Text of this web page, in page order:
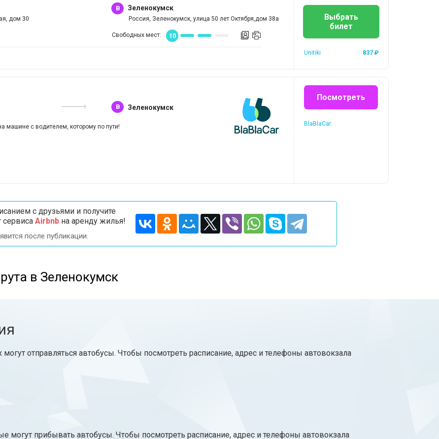
дом 30
B Зеленокумск
Россия, Зеленокумск, улица 50 лет Октября,дом 38а
Свободных мест: 10
Выбрать
билет
Unitiki 837 ₽
B Зеленокумск
машине с водителем, которому по пути!
Посмотреть
BlaBlaCar
с друзьями и получите
сервиса Airbnbна аренду жилья!
после публикации.
в Зеленокумск
отправляться автобусы. Чтобы посмотреть расписание, адрес и телефоны автовокзала
могут прибывать автобусы. Чтобы посмотреть расписание, адрес и телефоны автовокзала